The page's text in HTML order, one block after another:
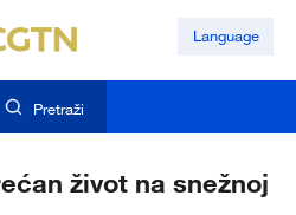
Language
Pretraži
život na snežnoj